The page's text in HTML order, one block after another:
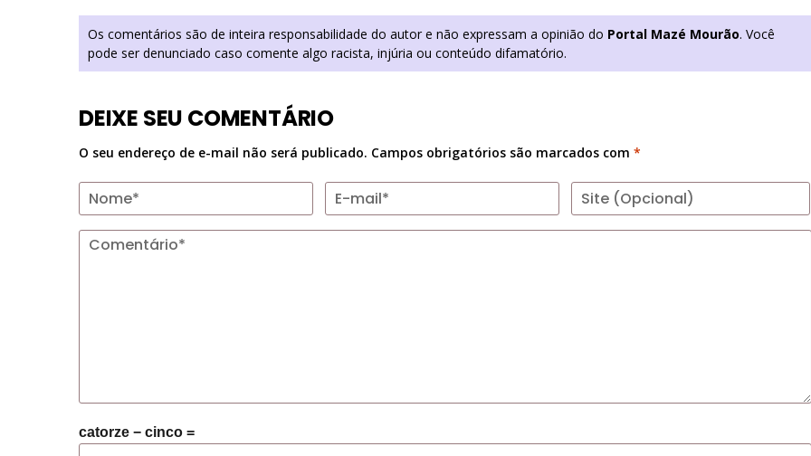
Os comentários são de inteira responsabilidade do autor e não expressam a opinião do Portal Mazé Mourão. Você
pode ser denunciado caso comente algo racista, injúria ou conteúdo difamatório.
DEIXE SEU COMENTÁRIO
O seu endereço de e-mail não será publicado. Campos obrigatórios são marcados com *
catorze − cinco =